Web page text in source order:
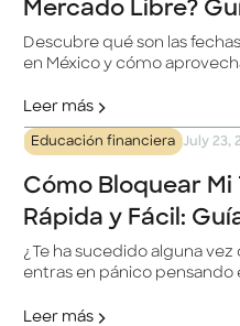
Mercado Libre?
Descubre qué son las
en México y cómo
beneficio adicional.
Leer más
Educación financiera July 23,
Cómo Bloquear
Rápida y Fácil:
¿Te ha sucedido alguna
entras en pánico pensando
ayudarte. En este artículo,
Leer más